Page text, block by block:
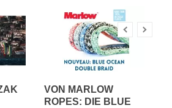
VON MARLOW
ROPES: DIE BLUE